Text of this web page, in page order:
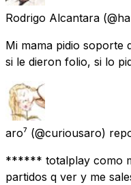
Rodrigo Alcantara
Mi mama pidio soporte
si le dieron folio, si lo
aro⁷ (@curiousaro)
****** totalplay como
partidos q ver y me